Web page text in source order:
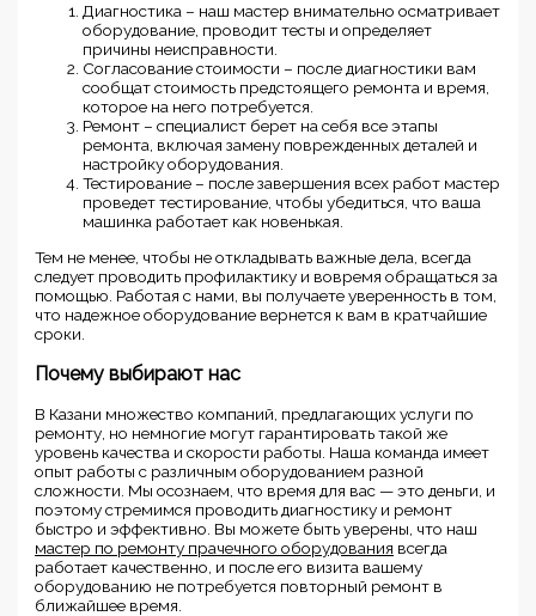
Диагностика – наш мастер внимательно осматривает
оборудование, проводит тесты и определяет
причины неисправности.
Согласование стоимости – после диагностики вам
сообщат стоимость предстоящего ремонта и время,
которое на него потребуется.
Ремонт – специалист берет на себя все этапы
ремонта, включая замену поврежденных деталей и
настройку оборудования.
Тестирование – после завершения всех работ мастер
проведет тестирование, чтобы убедиться, что ваша
машинка работает как новенькая.
Тем не менее, чтобы не откладывать важные дела, всегда
следует проводить профилактику и вовремя обращаться за
помощью. Работая с нами, вы получаете уверенность в том,
что надежное оборудование вернется к вам в кратчайшие
сроки.
Почему выбирают нас
В Казани множество компаний, предлагающих услуги по
ремонту, но немногие могут гарантировать такой же
уровень качества и скорости работы. Наша команда имеет
опыт работы с различным оборудованием разной
сложности. Мы осознаем, что время для вас — это деньги, и
поэтому стремимся проводить диагностику и ремонт
быстро и эффективно. Вы можете быть уверены, что наш
мастер по ремонту прачечного оборудования всегда
работает качественно, и после его визита вашему
оборудованию не потребуется повторный ремонт в
ближайшее время.